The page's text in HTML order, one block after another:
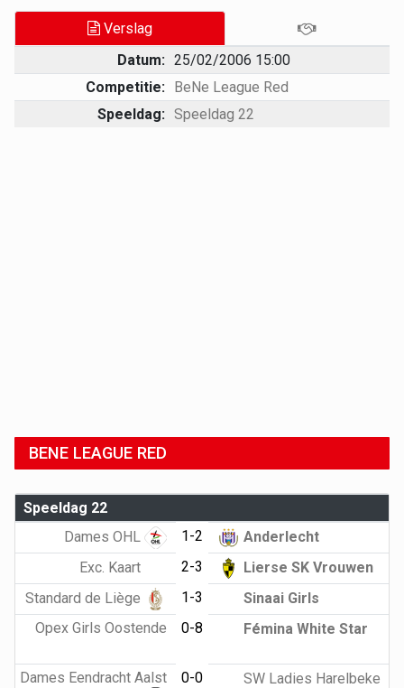
Verslag
Datum: 25/02/2006 15:00
Competitie: BeNe League Red
Speeldag: Speeldag 22
BENE LEAGUE RED
Speeldag 22
Dames OHL
1-2
Anderlecht
Exc. Kaart
2-3
Lierse SK Vrouwen
Standard de Liège
1-3
Sinaai Girls
Opex Girls Oostende
0-8 Fémina White Star
Dames Eendracht Aalst 0-0 SW Ladies Harelbeke